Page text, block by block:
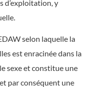
d’exploitation, y
selon laquelle la
est enracinée dans la
sexe et constitue une
par conséquent une